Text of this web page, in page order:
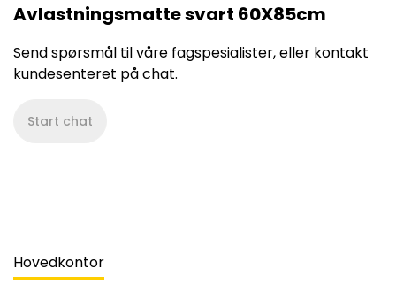
Avlastningsmatte svart 60X85cm
Send spørsmål til våre fagspesialister, eller kontakt
kundesenteret på chat.
Start chat
Hovedkontor